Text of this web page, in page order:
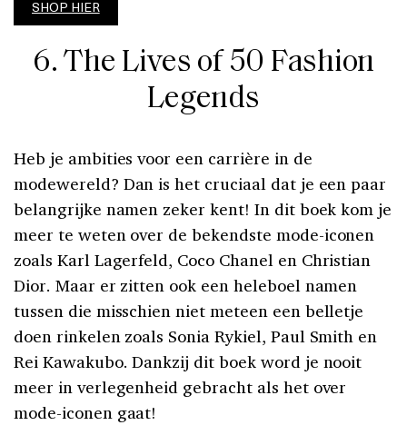
SHOP HIER
6. The Lives of 50 Fashion
Legends
Heb je ambities voor een carrière in de
modewereld? Dan is het cruciaal dat je een paar
belangrijke namen zeker kent! In dit boek kom je
meer te weten over de bekendste mode-iconen
zoals Karl Lagerfeld, Coco Chanel en Christian
Dior. Maar er zitten ook een heleboel namen
tussen die misschien niet meteen een belletje
doen rinkelen zoals Sonia Rykiel, Paul Smith en
Rei Kawakubo. Dankzij dit boek word je nooit
meer in verlegenheid gebracht als het over
mode-iconen gaat!